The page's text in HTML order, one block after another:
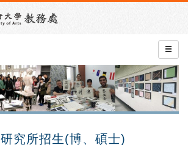
研究所招生(博、碩士)